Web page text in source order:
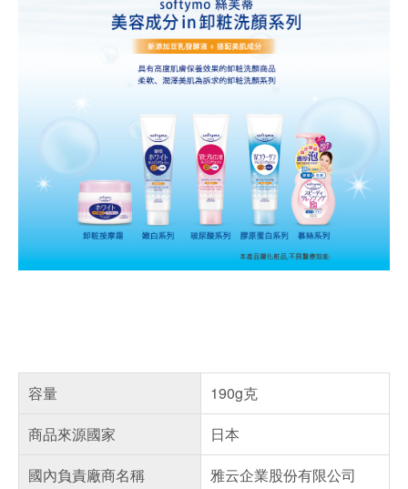
容量
190g克
商品來源國家
日本
國內負責廠商名稱
雅云企業股份有限公司